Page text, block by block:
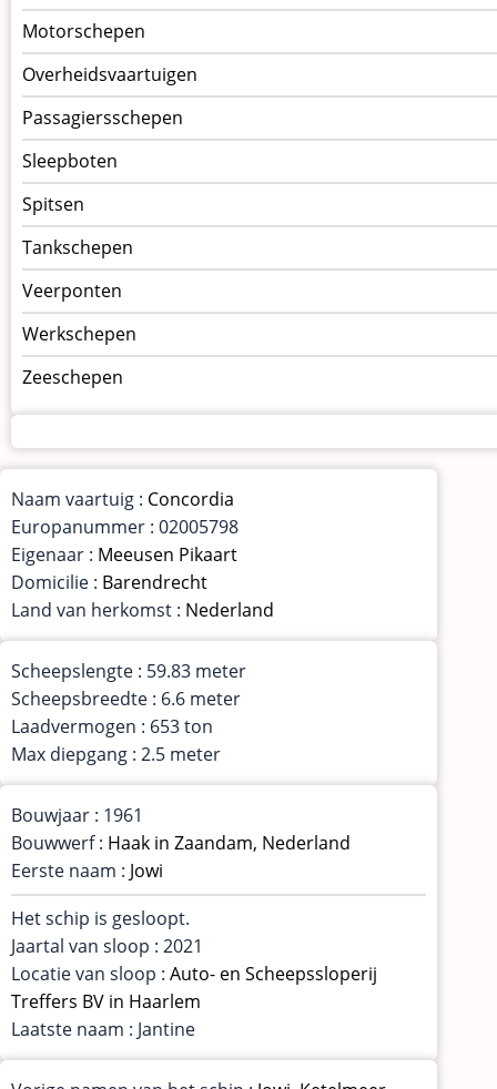
Motorschepen
Overheidsvaartuigen
Passagiersschepen
Sleepboten
Spitsen
Tankschepen
Veerponten
Werkschepen
Zeeschepen
Naam vaartuig : Concordia
Europanummer : 02005798
Eigenaar : Meeusen Pikaart
Domicilie : Barendrecht
Land van herkomst : Nederland
Scheepslengte : 59.83 meter
Scheepsbreedte : 6.6 meter
Laadvermogen : 653 ton
Max diepgang : 2.5 meter
Bouwjaar : 1961
Bouwwerf : Haak in Zaandam, Nederland
Eerste naam : Jowi
Het schip is gesloopt.
Jaartal van sloop : 2021
Locatie van sloop : Auto- en Scheepssloperij
Treffers BV in Haarlem
Laatste naam : Jantine